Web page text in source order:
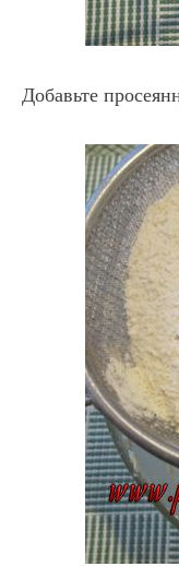
Добавьте